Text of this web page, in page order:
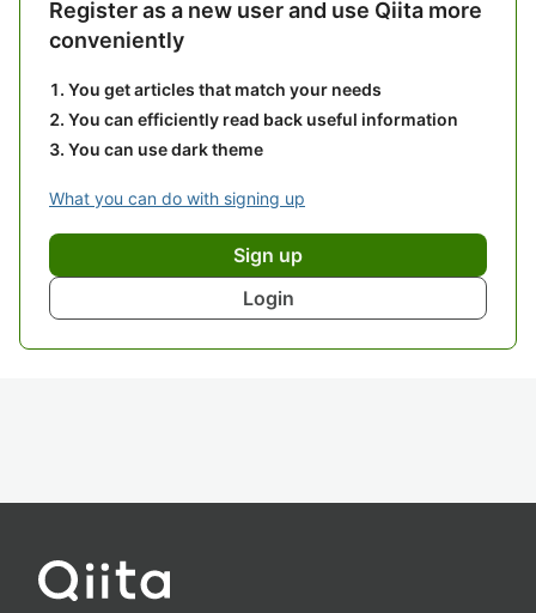
Register as a new user and use Qiita more
conveniently
You get articles that match your needs
You can efficiently read back useful information
You can use dark theme
What you can do with signing up
Sign up
Login